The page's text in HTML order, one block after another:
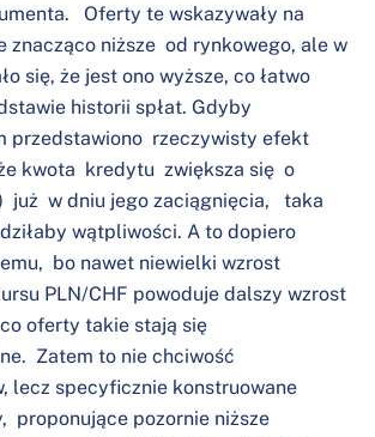
Oferty te wskazywały na
znacząco niższe od rynkowego, ale w
się, że jest ono wyższe, co łatwo
historii spłat. Gdyby
przedstawiono rzeczywisty efekt
kwota kredytu zwiększa się o
już w dniu jego zaciągnięcia, taka
wątpliwości. A to dopiero
bo nawet niewielki wzrost
PLN/CHF powoduje dalszy wzrost
oferty takie stają się
Zatem to nie chciwość
lecz specyficznie konstruowane
proponujące pozornie niższe